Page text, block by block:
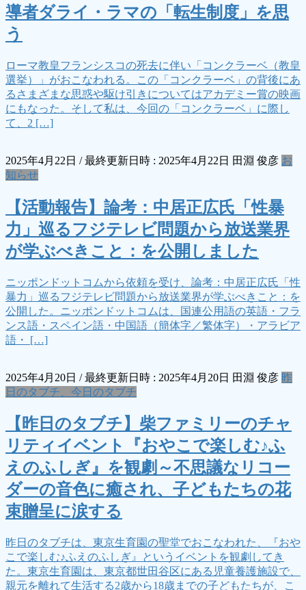
導者ダライ・ラマの「転生制度」を思
う
ローマ教皇フランシスコの死去に伴い「コンクラーベ（教皇
選挙）」がおこなわれる。この「コンクラーベ」の背後にあ
るさまざまな思惑や駆け引きについてはアカデミー賞の映画
にもなった。そして私は、今回の「コンクラーベ」に際し
て、2 […]
2025年4月22日 / 最終更新日時 : 2025年4月22日 田淵 俊彦 お
知らせ
【活動報告】論考：中居正広氏「性暴
力」巡るフジテレビ問題から放送業界
が学ぶべきこと：を公開しました
ニッポンドットコムから依頼を受け、論考：中居正広氏「性
暴力」巡るフジテレビ問題から放送業界が学ぶべきこと：を
公開した。ニッポンドットコムは、国連公用語の英語・フラ
ンス語・スペイン語・中国語（簡体字／繁体字）・アラビア
語・ […]
2025年4月20日 / 最終更新日時 : 2025年4月20日 田淵 俊彦 昨
日のタブチ、今日のタブチ
【昨日のタブチ】柴ファミリーのチャ
リティイベント『おやこで楽しむ♪ふ
えのふしぎ』を観劇～不思議なリコー
ダーの音色に癒され、子どもたちの花
束贈呈に涙する
昨日のタブチは、東京生育園の聖堂でおこなわれた、『おや
こで楽しむ♪ふえのふしぎ』というイベントを観劇してき
た。東京生育園は、東京都世田谷区にある児童養護施設で、
親元を離れて生活する2歳から18歳までの子どもたちが、こ